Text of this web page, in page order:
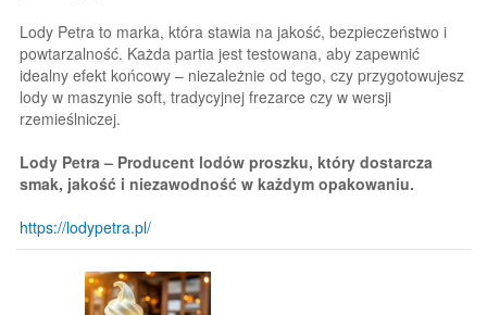
Lody Petra to marka, która stawia na jakość, bezpieczeństwo i
powtarzalność. Każda partia jest testowana, aby zapewnić
idealny efekt końcowy – niezależnie od tego, czy przygotowujesz
lody w maszynie soft, tradycyjnej frezarce czy w wersji
rzemieślniczej.
Lody Petra – Producent lodów proszku, który dostarcza
smak, jakość i niezawodność w każdym opakowaniu.
https://lodypetra.pl/